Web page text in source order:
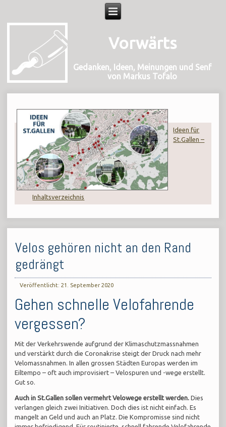
Vorwärts
Gedanken, Ideen, Meinungen und Senf
von Markus Tofalo
Ideen für
St.Gallen –
Inhaltsverzeichnis
Velos gehören nicht an den Rand
gedrängt
Veröffentlicht: 21. September 2020
Gehen schnelle Velofahrende
vergessen?
Mit der Verkehrswende aufgrund der Klimaschutzmassnahmen
und verstärkt durch die Coronakrise steigt der Druck nach mehr
Velomassnahmen. In allen grossen Städten Europas werden im
Eiltempo – oft auch improvisiert – Velospuren und -wege erstellt.
Gut so.
Auch in St.Gallen sollen vermehrt Velowege erstellt werden. Dies
verlangen gleich zwei Initiativen. Doch dies ist nicht einfach. Es
mangelt an Geld und auch an Platz. Die Kompromisse sind nicht